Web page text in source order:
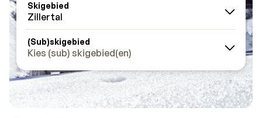
Skigebied
Zillertal
(Sub)skigebied
Kies (sub) skigebied(en)